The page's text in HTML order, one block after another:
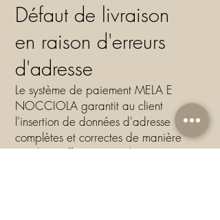
Défaut de livraison
en raison d'erreurs
d'adresse
Le système de paiement MELA E
NOCCIOLA garantit au client
l'insertion de données d'adresse
complètes et correctes de manière
simple et efficace. Le Client est